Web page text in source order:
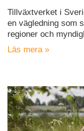
Tillväxtverket i
en vägledning som
regioner och
Läs mera »